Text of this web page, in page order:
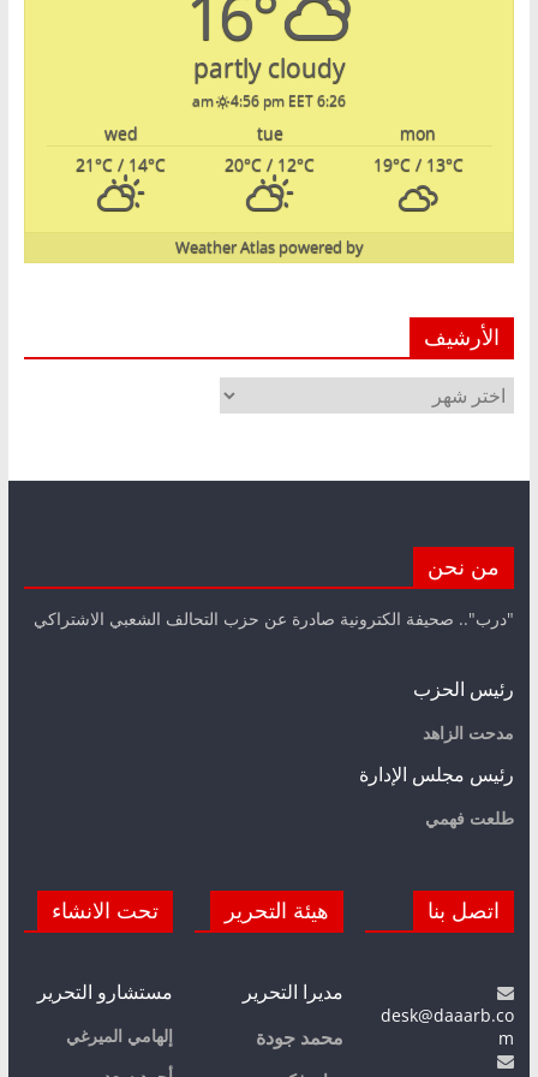
partly cloudy
6:26 am
4:56 pm EET
mon
tue
wed
19°C/ 13°C
20°C / 12°C
21°C / 14°C
powered by
Weather Atlas
الأرشيف
الأرشيف
من نحن
"درب".. صحيفة الكترونية صادرة عن حزب التحالف الشعبي الاشتراكي
رئيس الحزب
مدحت الزاهد
رئيس مجلس الإدارة
طلعت فهمي
اتصل بنا
desk@daaarb.co
m
هيئة التحرير
مديرا التحرير
محمد جودة
تحت الانشاء
مستشارو التحرير
إلهامي الميرغي